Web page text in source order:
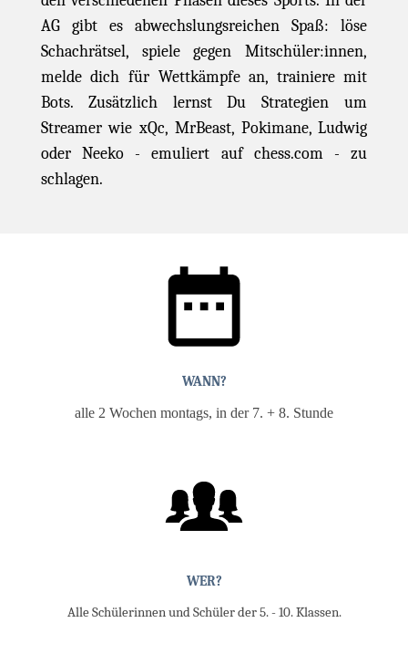
AG gibt es abwechslungsreichen Spaß: löse
Schachrätsel, spiele gegen Mitschüler:innen,
melde dich für Wettkämpfe an, trainiere mit
Bots. Zusätzlich lernst Du Strategien um
Streamer wie xQc, MrBeast, Pokimane, Ludwig
oder Neeko - emuliert auf chess.com - zu
schlagen.
WANN?
alle 2 Wochen montags, in der 7. + 8. Stunde
WER?
Alle Schülerinnen und Schüler der 5. - 10. Klassen.